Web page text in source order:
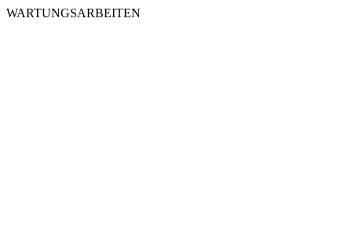
WARTUNGSARBEITEN